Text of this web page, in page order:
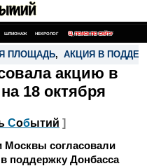
ШПИОНАЖ НЕКРОЛОГ ПОИСК ПО САЙТУ
ПЛОЩАДЬ, АКЦИЯ В
акцию в
18 октября
Событий ]
Москвы согласовали
поддержку Донбасса